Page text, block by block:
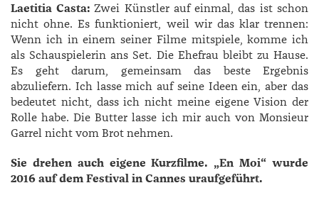
Laetitia Casta:Zwei Künstler auf einmal, das ist schon
nicht ohne. Es funktioniert, weil wir das klar trennen:
Wenn ich in einem seiner Filme mitspiele, komme ich
als Schauspielerin ans Set. Die Ehefrau bleibt zu Hause.
Es geht darum, gemeinsam das beste Ergebnis
abzuliefern. Ich lasse mich auf seine Ideen ein, aber das
bedeutet nicht, dass ich nicht meine eigene Vision der
Rolle habe. Die Butter lasse ich mir auch von Monsieur
Garrel nicht vom Brot nehmen.
Sie drehen auch eigene Kurzfilme. „En Moi“ wurde
2016 auf dem Festival in Cannes uraufgeführt.